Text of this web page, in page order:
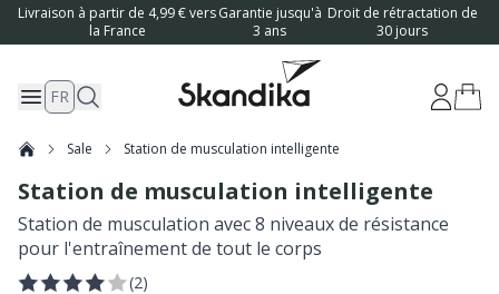
Livraison à partir de 4,99 € vers
la France
Garantie jusqu'à
3 ans
Droit de rétractation de
30 jours
FR
Sale Station de musculation intelligente
Station de musculation intelligente
Station de musculation avec 8 niveaux de résistance
pour l'entraînement de tout le corps
(2)